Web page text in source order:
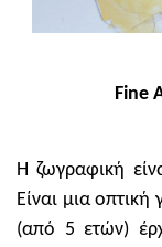
Fine
Η ζωγραφική
Είναι μια
(από 5 ετών)